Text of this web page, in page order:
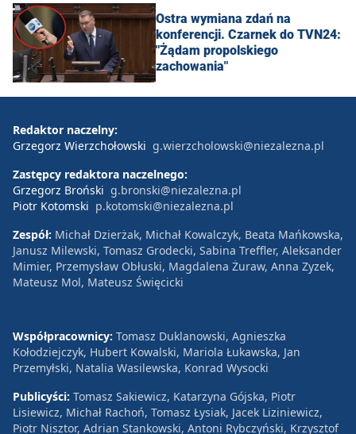
Ostra wymiana zdań na
konferencji. Czarnek do TVN24:
"Żądam propolskiego
zachowania"
Redaktor naczelny:
Grzegorz Wierzchołowski g.wierzcholowski@niezalezna.pl
Zastępcy redaktora naczelnego:
Grzegorz Broński g.bronski@niezalezna.pl
Piotr Kotomski p.kotomski@niezalezna.pl
Zespół: Michał Dzierżak, Michał Kowalczyk, Beata Mańkowska,
Janusz Milewski, Tomasz Grodecki, Sabina Treffler, Aleksander
Mimier, Przemysław Obłuski, Magdalena Żuraw, Anna Zyzek,
Mateusz Mol, Mateusz Święcicki
Współpracownicy: Tomasz Duklanowski, Agnieszka
Kołodziejczyk, Hubert Kowalski, Mariola Łukawska, Jan
Przemyłski, Natalia Wasilewska, Konrad Wysocki
Publicyści: Tomasz Sakiewicz, Katarzyna Gójska, Piotr
Lisiewicz, Michał Rachoń, Tomasz Łysiak, Jacek Liziniewicz,
Piotr Nisztor, Adrian Stankowski, Antoni Rybczyński, Krzysztof